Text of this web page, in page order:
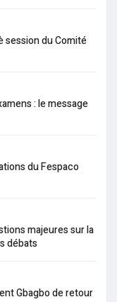
session du Comité
: le message
du Fespaco
majeures sur la
débats
Gbagbo de retour